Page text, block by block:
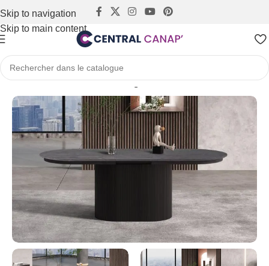
Skip to navigation
Skip to main content
Accueil Tables Tables à Manger